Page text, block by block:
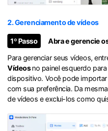
2. Gerenciamento de vídeos
1º Passo
Abra e gerencie
Para gerenciar seus vídeos,
Vídeosno painel esquerdo
dispositivo. Você pode
com sua preferência. Da
de vídeos e exclui-los como